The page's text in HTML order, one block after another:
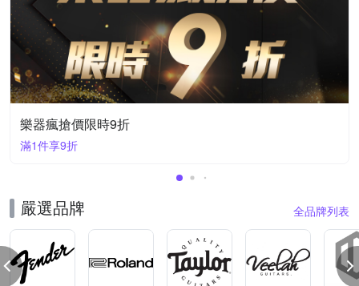
樂器瘋搶價限時9折
滿1件享9折
嚴選品牌 全品牌列表